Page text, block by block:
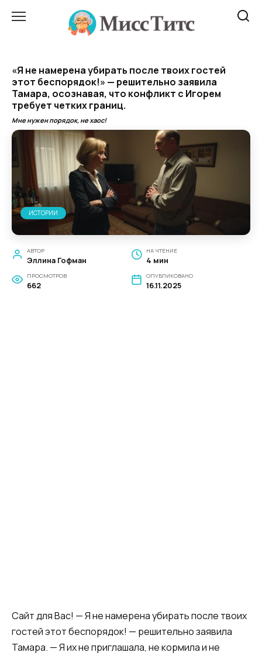
«Я не намерена убирать после твоих гостей
этот беспорядок!» — решительно заявила
Тамара, осознавая, что конфликт с Игорем
требует четких границ.
Мне нужен порядок, не хаос!
ИСТОРИИ
АВТОР
Эллина Гофман
НА ЧТЕНИЕ
4 мин
ПРОСМОТРОВ
662
ОПУБЛИКОВАНО
16.11.2025
Сайт для Вас! — Я не намерена убирать после твоих
гостей этот беспорядок! — решительно заявила
Тамара. — Я их не приглашала, не кормила и не